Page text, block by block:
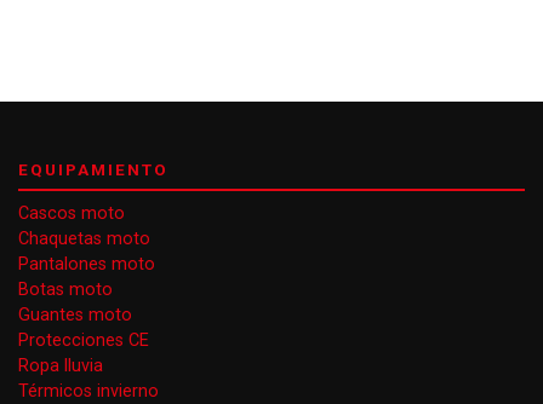
EQUIPAMIENTO
Cascos moto
Chaquetas moto
Pantalones moto
Botas moto
Guantes moto
Protecciones CE
Ropa lluvia
Térmicos invierno